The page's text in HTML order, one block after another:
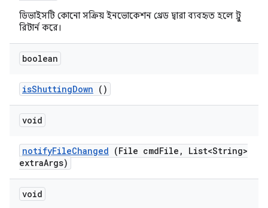
ডিভাইসটি কোনো সক্রিয় ইনভোকেশন থ্রেড দ্বারা ব্যবহৃত হলে ট্রু
রিটার্ন করে।
boolean
isShuttingDown ()
void
notifyFileChanged (File cmdFile ,
List<String>
extraArgs)
void